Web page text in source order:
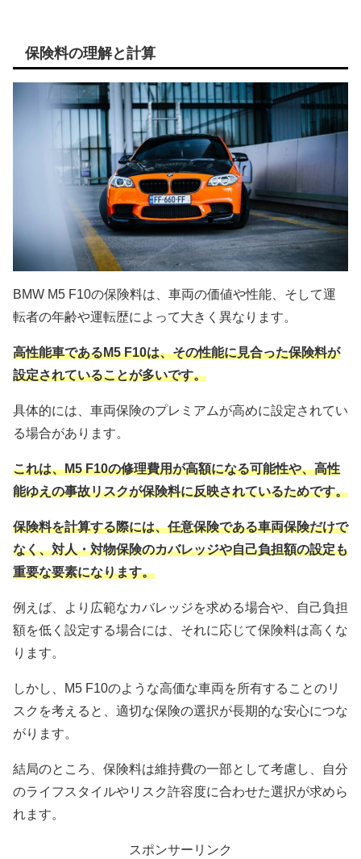
保険料の理解と計算
BMW M5 F10の保険料は、車両の価値や性能、そして運
転者の年齢や運転歴によって大きく異なります。
高性能車であるM5 F10は、その性能に見合った保険料が
設定されていることが多いです。
具体的には、車両保険のプレミアムが高めに設定されてい
る場合があります。
これは、M5 F10の修理費用が高額になる可能性や、高性
能ゆえの事故リスクが保険料に反映されているためです。
保険料を計算する際には、任意保険である車両保険だけで
なく、対人・対物保険のカバレッジや自己負担額の設定も
重要な要素になります。
例えば、より広範なカバレッジを求める場合や、自己負担
額を低く設定する場合には、それに応じて保険料は高くな
ります。
しかし、M5 F10のような高価な車両を所有することのリ
スクを考えると、適切な保険の選択が長期的な安心につな
がります。
結局のところ、保険料は維持費の一部として考慮し、自分
のライフスタイルやリスク許容度に合わせた選択が求めら
れます。
スポンサーリンク